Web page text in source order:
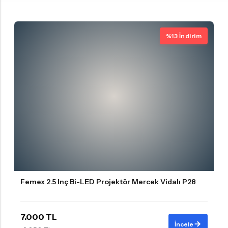
%13 İndirim
Femex 2.5 Inç Bi-LED Projektör Mercek Vidalı P28
7.000 TL
İncele